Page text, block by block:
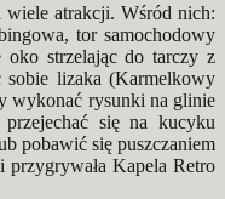
atrakcji. Wśród nich:
tor samochodowy
oko strzelając do tarczy z
sobie lizaka (Karmelkowy
wykonać rysunki na glinie
przejechać się na kucyku
pobawić się puszczaniem
Kapela Retro